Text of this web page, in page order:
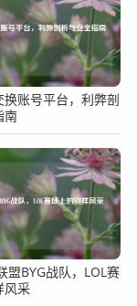
换账号平台，利弊剖
南
盟BYG战队，LOL赛
风采